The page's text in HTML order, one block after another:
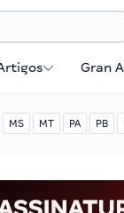
Gran
MS MT PA PB